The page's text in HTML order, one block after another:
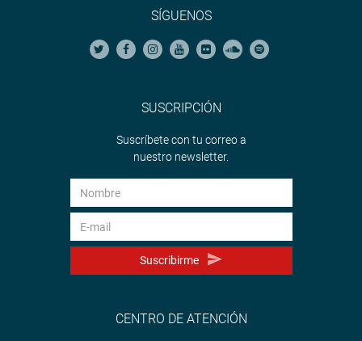
SÍGUENOS
SUSCRIPCIÓN
Suscríbete con tu correo a
nuestro newsletter.
Suscribirme
CENTRO DE ATENCIÓN